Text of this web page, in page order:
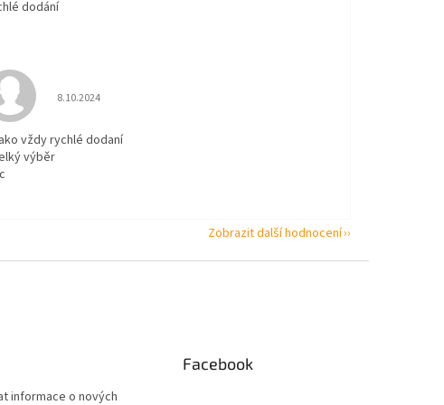
dodání
Hodnocení obchodu je 5 z 5 hvězdiček.
8.10.2024
vždy rychlé dodaní
výběr
Zobrazit další hodnocení
informace o nových
Facebook